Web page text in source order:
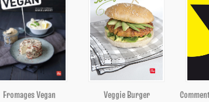
Fromages Vegan Veggie Burger